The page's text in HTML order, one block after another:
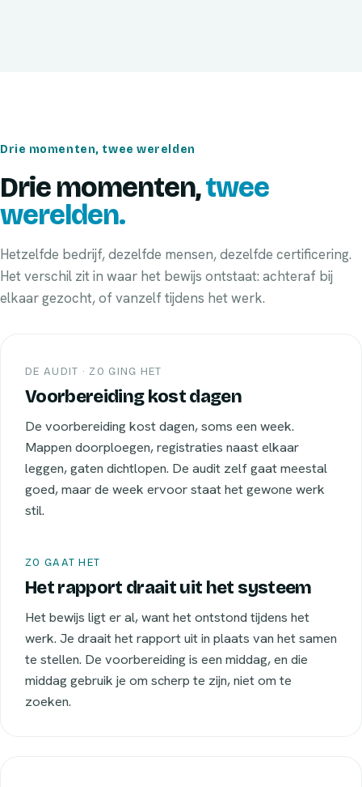
Drie momenten, twee werelden
Drie momenten,twee
werelden.
Hetzelfde bedrijf, dezelfde mensen, dezelfde certificering.
Het verschil zit in waar het bewijs ontstaat: achteraf bij
elkaar gezocht, of vanzelf tijdens het werk.
DE AUDIT · ZO GING HET
Voorbereiding kost dagen
De voorbereiding kost dagen, soms een week.
Mappen doorploegen, registraties naast elkaar
leggen, gaten dichtlopen. De audit zelf gaat meestal
goed, maar de week ervoor staat het gewone werk
stil.
ZO GAAT HET
Het rapport draait uit het systeem
Het bewijs ligt er al, want het ontstond tijdens het
werk. Je draait het rapport uit in plaats van het samen
te stellen. De voorbereiding is een middag, en die
middag gebruik je om scherp te zijn, niet om te
zoeken.